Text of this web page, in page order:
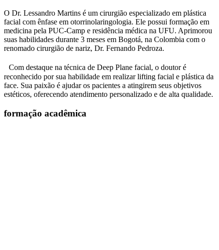
O Dr. Lessandro Martins é um cirurgião especializado em plástica
facial com ênfase em otorrinolaringologia. Ele possui formação em
medicina pela PUC-Camp e residência médica na UFU. Aprimorou
suas habilidades durante 3 meses em Bogotá, na Colombia com o
renomado cirurgião de nariz, Dr. Fernando Pedroza.
Com destaque na técnica de Deep Plane facial, o doutor é
reconhecido por sua habilidade em realizar lifting facial e plástica da
face. Sua paixão é ajudar os pacientes a atingirem seus objetivos
estéticos, oferecendo atendimento personalizado e de alta qualidade.
formação acadêmica